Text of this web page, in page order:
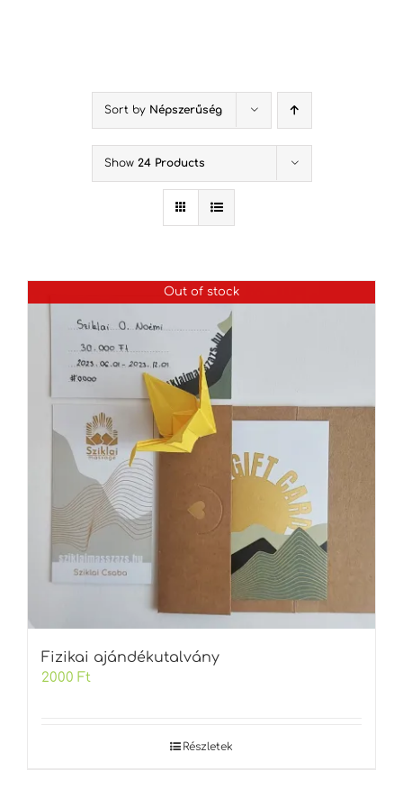
Sort by Népszerűség
Show 24 Products
Out of stock
Fizikai ajándékutalvány
2000 Ft
Részletek